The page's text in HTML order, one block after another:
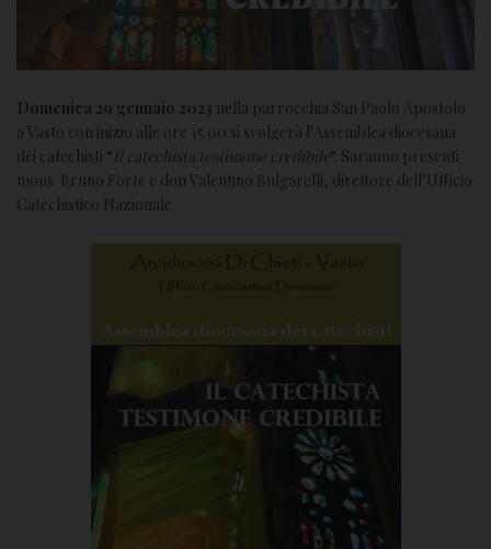
Domenica 29 gennaio 2023 nella parrocchia San Paolo Apostolo
a Vasto con inizio alle ore 15.00 si svolgerà l’Assemblea diocesana
dei catechisti “Il catechista testimone credibile “. Saranno presenti
mons. Bruno Forte e don Valentino Bulgarelli, direttore dell’Ufficio
Catechistico Nazionale.